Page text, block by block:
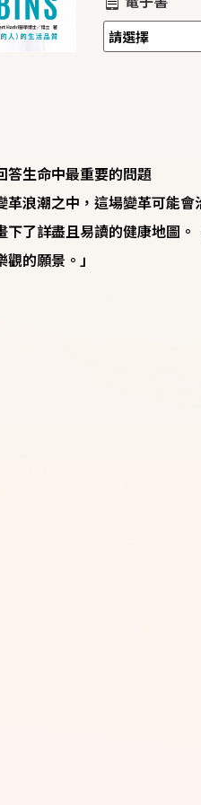
生命中最重要的問題
革浪潮之中，這場變革可
了詳盡且易讀的健康地圖
的願景。」